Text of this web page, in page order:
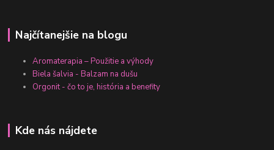
Najčítanejšie na blogu
Aromaterapia – Použitie a výhody
Biela šalvia - Balzam na dušu
Orgonit - čo to je, história a benefity
Kde nás nájdete